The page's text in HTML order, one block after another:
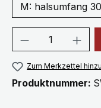
Produkt
Zum Merkzettel
Produktnummer: